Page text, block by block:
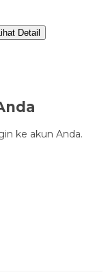
Lihat Detail
ke akun Anda.